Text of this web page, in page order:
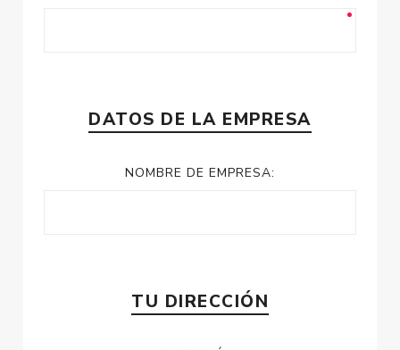
DATOS DE LA EMPRESA
NOMBRE DE EMPRESA:
TU DIRECCIÓN